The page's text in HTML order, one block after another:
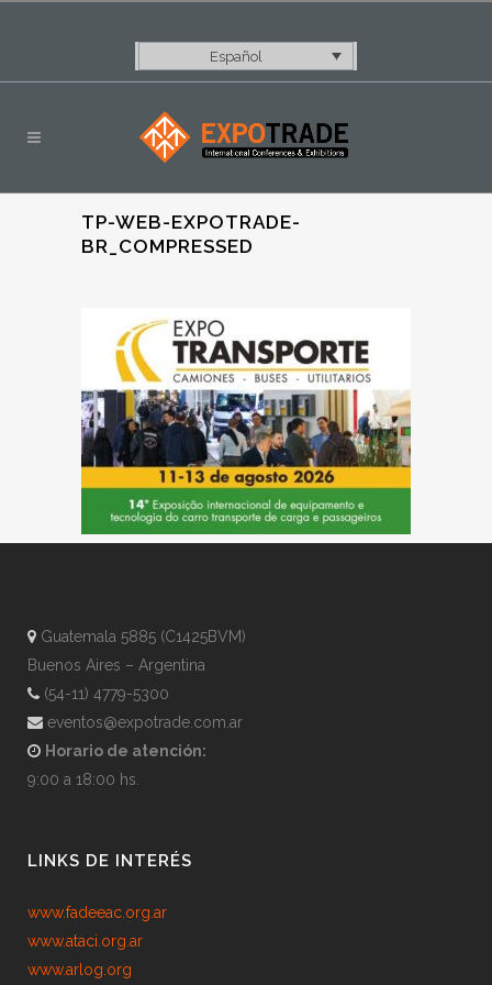
Español
TP-WEB-EXPOTRADE-
BR_COMPRESSED
Guatemala 5885 (C1425BVM)
Buenos Aires – Argentina
(54-11) 4779-5300
eventos@expotrade.com.ar
Horario de atención:
9:00 a 18:00 hs.
LINKS DE INTERÉS
www.fadeeac.org.ar
www.ataci.org.ar
www.arlog.org